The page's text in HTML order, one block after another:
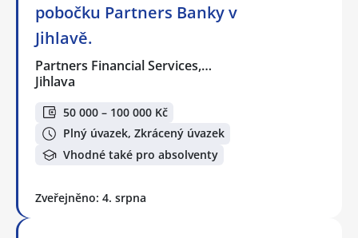
pobočku Partners Banky v
Jihlavě.
Partners Financial Services,…
Jihlava
50 000 – 100 000 Kč
Plný úvazek, Zkrácený úvazek
Vhodné také pro absolventy
Zveřejněno: 4. srpna